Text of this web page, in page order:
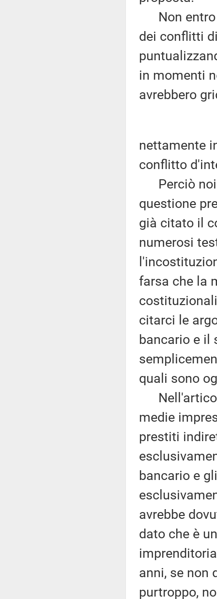
Non entro
dei conflitti
in momenti
avrebbero
nettamente
conflitto
Perciò noi
questione
già citato il
numerosi
farsa che la
citarci le
bancario e il
quali sono
medie
prestiti
bancario e
avrebbe
dato che è
anni, se non
purtroppo,